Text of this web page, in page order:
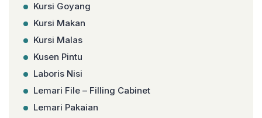
Kursi Goyang
Kursi Makan
Kursi Malas
Kusen Pintu
Laboris Nisi
Lemari File – Filling Cabinet
Lemari Pakaian